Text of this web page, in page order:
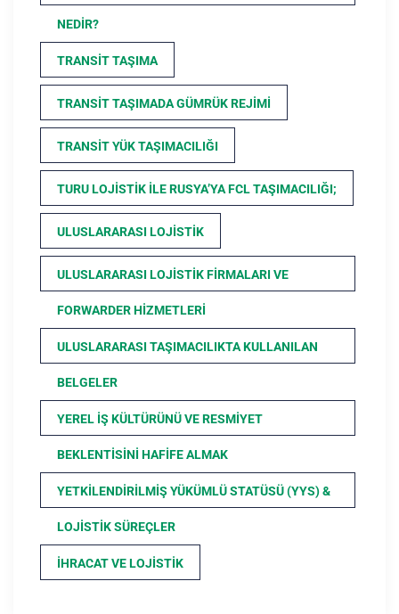
NEDIR?
TRANSIT TAŞIMA
TRANSIT TAŞIMADA GÜMRÜK REJIMI
TRANSIT YÜK TAŞIMACILIĞI
TURU LOJISTIK ILE RUSYA’YA FCL TAŞIMACILIĞI;
ULUSLARARASI LOJISTIK
ULUSLARARASI LOJISTIK FIRMALARI VE
FORWARDER HIZMETLERI
ULUSLARARASI TAŞIMACILIKTA KULLANILAN
BELGELER
YEREL İŞ KÜLTÜRÜNÜ VE RESMIYET
BEKLENTISINI HAFIFE ALMAK
YETKILENDIRILMIŞ YÜKÜMLÜ STATÜSÜ (YYS) &
LOJISTIK SÜREÇLER
İHRACAT VE LOJISTIK